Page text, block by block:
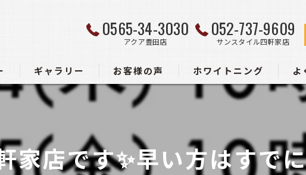
0565-34-3030
アクア豊田店
052-737-9609
サンスタイル四軒家店
四軒家店メニュー
ギャラリー お客様の声 ホワイトニング よ
家店です✨早い方はすで